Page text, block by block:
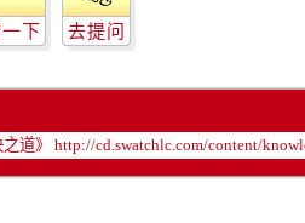
服务中心（需提前预约）
服务中心（需提前预约）
服务中心（需提前预约）
服务中心（需提前预约）
下 去提问